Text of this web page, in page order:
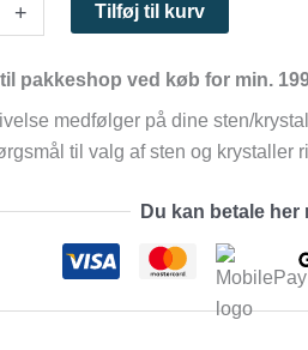
+ Tilføj til kurv
pakkeshop ved køb for min.
medfølger på dine sten/
til valg af sten og krystaller
Du kan betale her